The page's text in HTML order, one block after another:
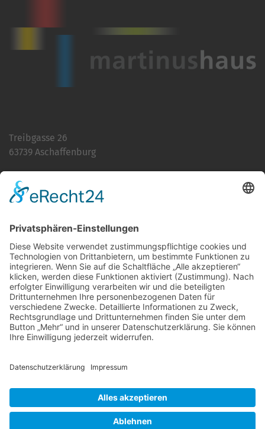
Treibgasse 26
63739 Aschaffenburg
E-Mailinfo@martinushaus.de
Mo?Fr8.30 ? 12.00 Uhr
Mo?Do13.00 ? 16.00 Uhr